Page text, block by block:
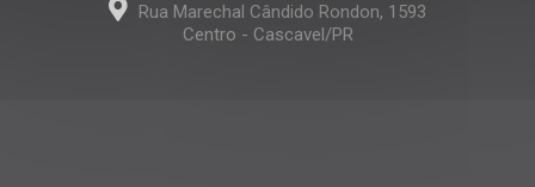
Rua Marechal Cândido Rondon, 1593
Centro - Cascavel/PR